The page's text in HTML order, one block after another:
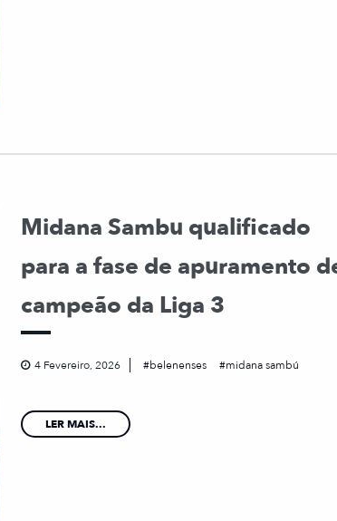
Midana Sambu qualificado
para a fase de apuramento
campeão da Liga 3
4 Fevereiro, 2026 belenenses midana sambú
LER MAIS...